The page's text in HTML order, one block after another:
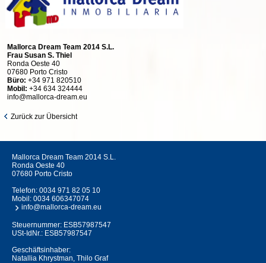
Mallorca Dream Team 2014 S.L.
Frau Susan S. Thiel
Ronda Oeste 40
07680 Porto Cristo
Büro: +34 971 820510
Mobil: +34 634 324444
info@mallorca-dream.eu
Zurück zur Übersicht
Mallorca Dream Team 2014 S.L.
Ronda Oeste 40
07680 Porto Cristo
Telefon: 0034 971 82 05 10
Mobil: 0034 606347074
info@mallorca-dream.eu
Steuernummer: ESB57987547
USt-IdNr.: ESB57987547
Geschäftsinhaber:
Natallia Khrystman, Thilo Graf